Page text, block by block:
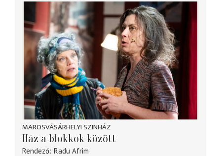
MAROSVÁSÁRHELYI SZINHÁZ
Ház a blokkok között
Rendező Radu Afrim